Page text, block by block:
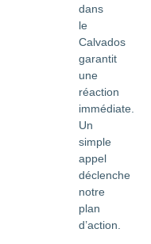
dans
le
Calvados
garantit
une
réaction
immédiate.
Un
simple
appel
déclenche
notre
plan
d’action.